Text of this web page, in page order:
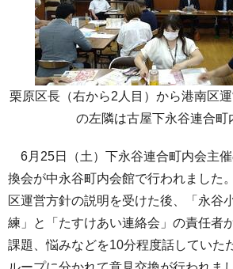
栗原区長（右から2人目）から港南区
の左隣は古屋下永谷連合町
6月25日（土）下永谷連合町内会主
換会が中永谷町内会館で行われました
区運営方針の説明を受けた後、「永谷
練」と「たすけあい連絡会」の責任者
課題、悩みなどを10分程度話していた